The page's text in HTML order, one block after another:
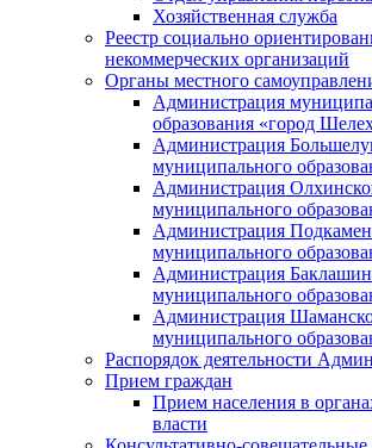
Хозяйственная служба
Реестр социально
некоммерческих организаций
Органы местного
Администрация
образования «город
Администрация
муниципального
Администрация
муниципального
Администрация
муниципального
Администрация
муниципального
Администрация
муниципального
Распорядок деятельности
Прием граждан
Прием населения в
власти